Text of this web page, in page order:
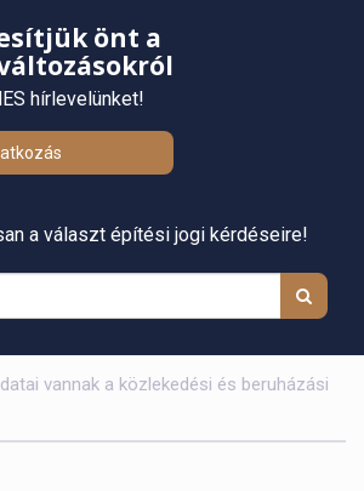
önt a
hírlevelünket!
a választ építési jogi kérdéseire!
vannak a közlekedési és beruházási